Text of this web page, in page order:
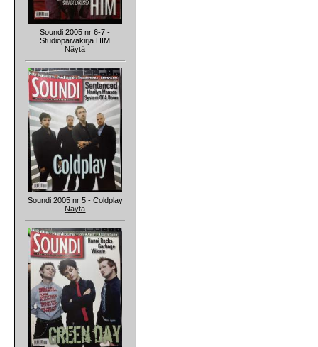
Soundi 2005 nr 6-7 -
Studiopäiväkirja HIM
Näytä
Soundi 2005 nr 5 - Coldplay
Näytä